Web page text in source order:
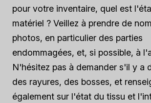
pour votre inventaire, quel est
matériel ? Veillez à prendre de
photos, en particulier des parties
endommagées, et, si possible, à
N'hésitez pas à demander s'il y a
des rayures, des bosses, et
également sur l'état du tissu et